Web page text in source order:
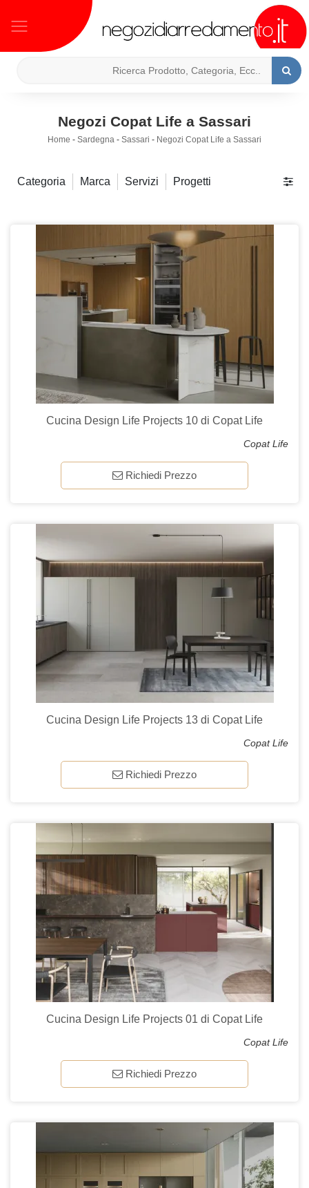
Negozi Copat Life a Sassari
Home - Sardegna - Sassari - Negozi Copat Life a Sassari
Categoria Marca Servizi Progetti
Cucina Design Life Projects 10 di Copat Life
Copat Life
Richiedi Prezzo
Cucina Design Life Projects 13 di Copat Life
Copat Life
Richiedi Prezzo
Cucina Design Life Projects 01 di Copat Life
Copat Life
Richiedi Prezzo